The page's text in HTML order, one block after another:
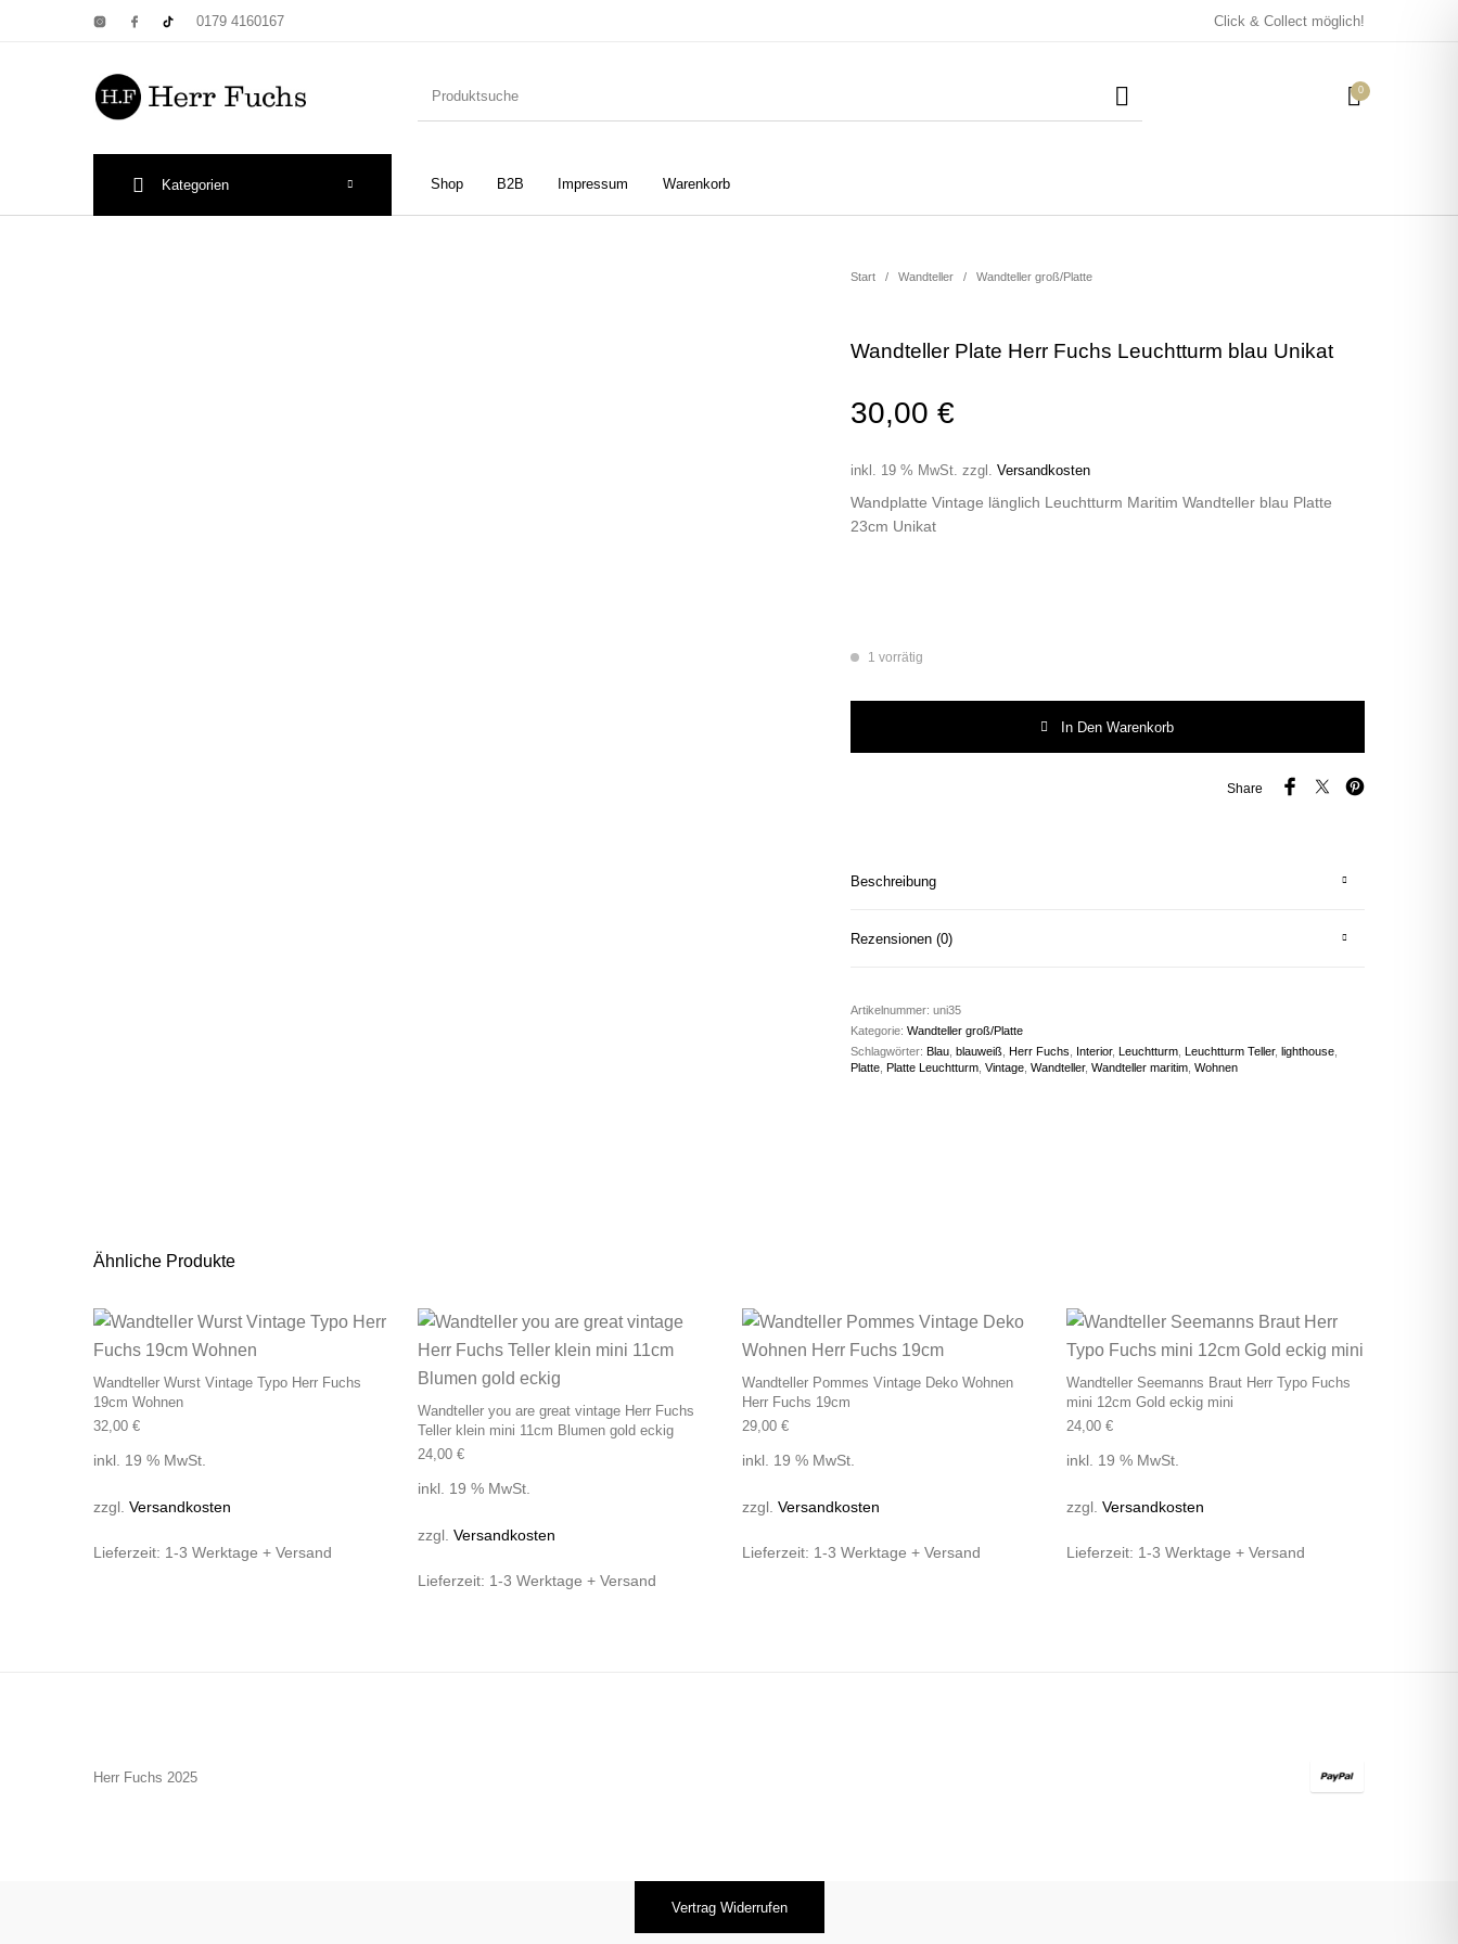
0179 4160167 Click & Collect möglich!
0
Shop B2B Impressum Warenkorb
Kategorien
Start / Wandteller / Wandteller groß/Platte
Wandteller Plate Herr Fuchs Leuchtturm blau Unikat
30,00 €
inkl. 19 % MwSt. zzgl. Versandkosten
Wandplatte Vintage länglich Leuchtturm Maritim Wandteller blau Platte
23cm Unikat
1 vorrätig
In Den Warenkorb
Share
Beschreibung
Rezensionen (0)
Artikelnummer: uni35
Kategorie: Wandteller groß/Platte
Schlagwörter: Blau, blauweiß, Herr Fuchs Interior, Leuchtturm, Leuchtturm Teller, lighthouse,
Platte, Platte Leuchtturm, Vintage, Wandteller, Wandteller maritim, Wohnen
Ähnliche Produkte
Wandteller Wurst Vintage Typo Herr Fuchs
19cm Wohnen
32,00 €
inkl. 19 % MwSt.
zzgl. Versandkosten
Lieferzeit: 1-3 Werktage + Versand
Wandteller you are great vintage Herr Fuchs
Teller klein mini 11cm Blumen gold eckig
24,00 €
inkl. 19 % MwSt.
zzgl. Versandkosten
Lieferzeit: 1-3 Werktage + Versand
Wandteller Pommes Vintage Deko Wohnen
Herr Fuchs 19cm
29,00 €
inkl. 19 % MwSt.
zzgl. Versandkosten
Lieferzeit: 1-3 Werktage + Versand
Wandteller Seemanns Braut Herr Typo Fuchs
mini 12cm Gold eckig mini
24,00 €
inkl. 19 % MwSt.
zzgl. Versandkosten
Lieferzeit: 1-3 Werktage + Versand
Herr Fuchs 2025
Vertrag Widerrufen